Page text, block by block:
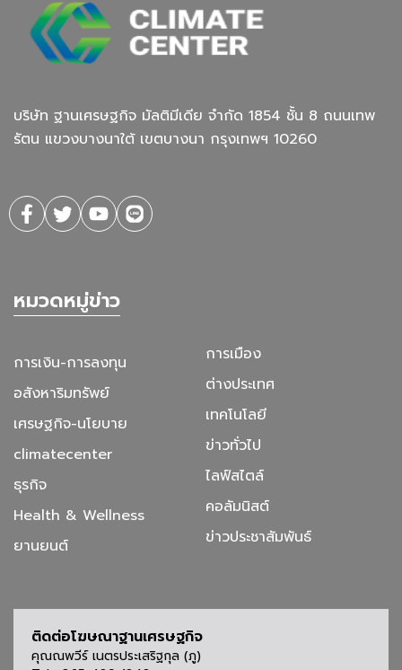
บริษัท ฐานเศรษฐกิจ มัลติมีเดีย จํากัด 1854 ชั้น 8 ถนนเทพ
รัตน แขวงบางนาใต้ เขตบางนา กรุงเทพฯ 10260
หมวดหมู่ข่าว
การเงิน-การลงทุน
อสังหาริมทรัพย์
เศรษฐกิจ-นโยบาย
climatecenter
ธุรกิจ
Health & Wellness
ยานยนต์
การเมือง
ต่างประเทศ
เทคโนโลยี
ข่าวทั่วไป
ไลฟ์สไตล์
คอลัมนิสต์
ข่าวประชาสัมพันธ์
ติดต่อโฆษณาฐานเศรษฐกิจ
คุณณพวีร์ เนตรประเสริฐกุล (ภู)